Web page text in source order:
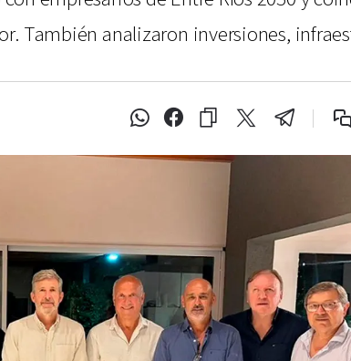
También analizaron inversiones,